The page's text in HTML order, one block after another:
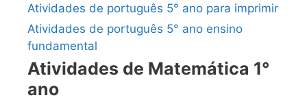
Atividades de português 5° ano para imprimir
Atividades de português 5° ano ensino
fundamental
Atividades de Matemática 1°
ano